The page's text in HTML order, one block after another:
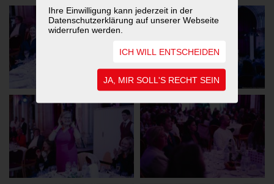
Ihre Einwilligung kann jederzeit in der
Datenschutzerklärung auf unserer Webseite
widerrufen werden.
ICH WILL ENTSCHEIDEN
JA, MIR SOLL'S RECHT SEIN